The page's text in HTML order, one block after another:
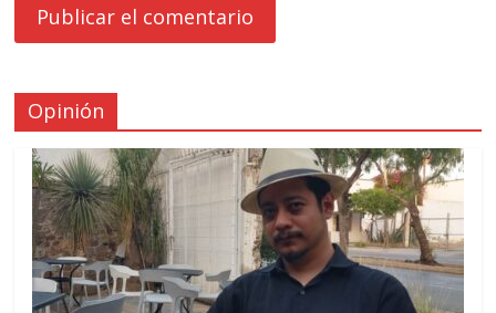
Opinión